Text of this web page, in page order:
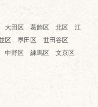
大田区 葛飾区 北区 江
区 墨田区 世田谷区
中野区 練馬区 文京区